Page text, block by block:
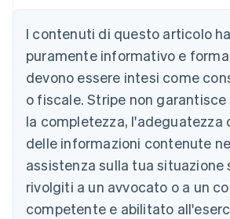
I contenuti di questo articolo
puramente informativo e
devono essere intesi come
o fiscale. Stripe non
la completezza, l'adeguatezza
delle informazioni contenute
assistenza sulla tua situazione
rivolgiti a un avvocato o a un
competente e abilitato
Austria
Belgio
Nederlands FrançaisDeutschEnglish
Brasile
Português English
Bulgaria
English
Canada
EnglishFrançais
Cina continentale
简体中文
Cipro
English